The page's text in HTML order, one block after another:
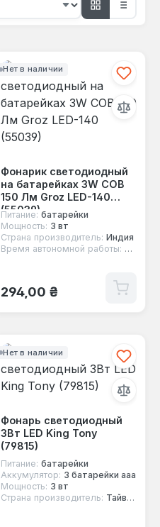
Нет в наличии
Фонарик светодиодный
на батарейках 3W COB
150 Лм Groz LED-140
(55039)
Питание: батарейки
Мощность: 3 вт
Страна производитель: Индия
Время автономной работы: 4 часа
Обычная цена:
294,00 ₴
Нет в наличии
Фонарь светодиодный
3Вт LED King Tony
(79815)
Питание: батарейки
Аккумулятор: 3 батарейки aaa
Мощность: 3 вт
Страна производитель: Тайвань